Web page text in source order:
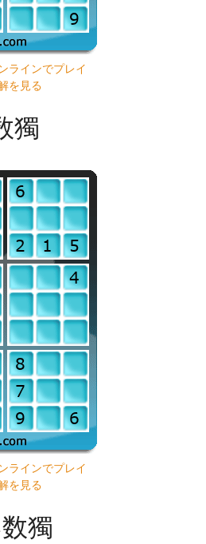
ラインでプレイ
を見る
獨
ラインでプレイ
を見る
獨